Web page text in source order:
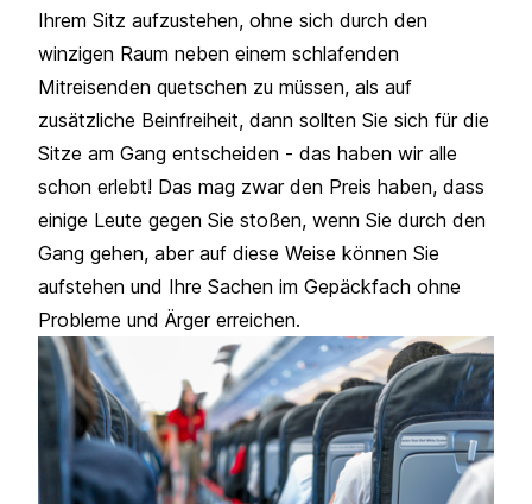
Ihrem Sitz aufzustehen, ohne sich durch den
winzigen Raum neben einem schlafenden
Mitreisenden quetschen zu müssen, als auf
zusätzliche Beinfreiheit, dann sollten Sie sich für die
Sitze am Gang entscheiden - das haben wir alle
schon erlebt! Das mag zwar den Preis haben, dass
einige Leute gegen Sie stoßen, wenn Sie durch den
Gang gehen, aber auf diese Weise können Sie
aufstehen und Ihre Sachen im Gepäckfach ohne
Probleme und Ärger erreichen.